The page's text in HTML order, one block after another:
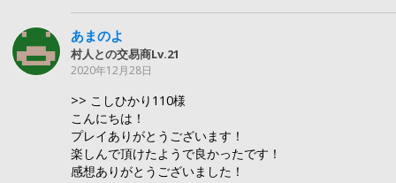
あまのよ
村人との交易商Lv.21
2020年12月28日
>> こしひかり110様
こんにちは！
プレイありがとうございます！
楽しんで頂けたようで良かったです！
感想ありがとうございました！